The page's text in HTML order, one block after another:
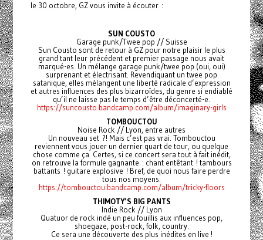
le 30 octobre, GZ vous invite à écouter :
SUN COUSTO
Garage punk/Twee pop // Suisse
Sun Cousto sont de retour à GZ pour notre plaisir le plus
grand tant leur précédent et premier passage nous avait
marqué-es. Un mélange garage punk/twee pop (oui, oui)
surprenant et électrisant. Revendiquant un twee pop
satanique, elles mélangent une liberté radicale d’expression
et autres influences des plus bizarroïdes, du genre si endiablé
qu’il ne laisse pas le temps d’être déconcerté-e.
https://suncousto.bandcamp.com/album/imaginary-girls
TOMBOUCTOU
Noise Rock // Lyon, entre autres
Un nouveau set ?! Mais c’est pas vrai. Tombouctou
reviennent vous jouer un dernier quart de tour, ou quelque
chose comme ça. Certes, si ce concert sera tout à fait inédit,
on retrouve la formule gagnante : chant entêtant ! tambours
battants ! guitare explosive ! Bref, de quoi nous faire perdre
tous nos moyens.
https://tombouctou.bandcamp.com/album/tricky-floors
THIMOTY’S BIG PANTS
Indie Rock // Lyon
Quatuor de rock indé un peu fouillis aux influences pop,
shoegaze, post-rock, folk, country.
Ce sera une découverte des plus inédites en live !